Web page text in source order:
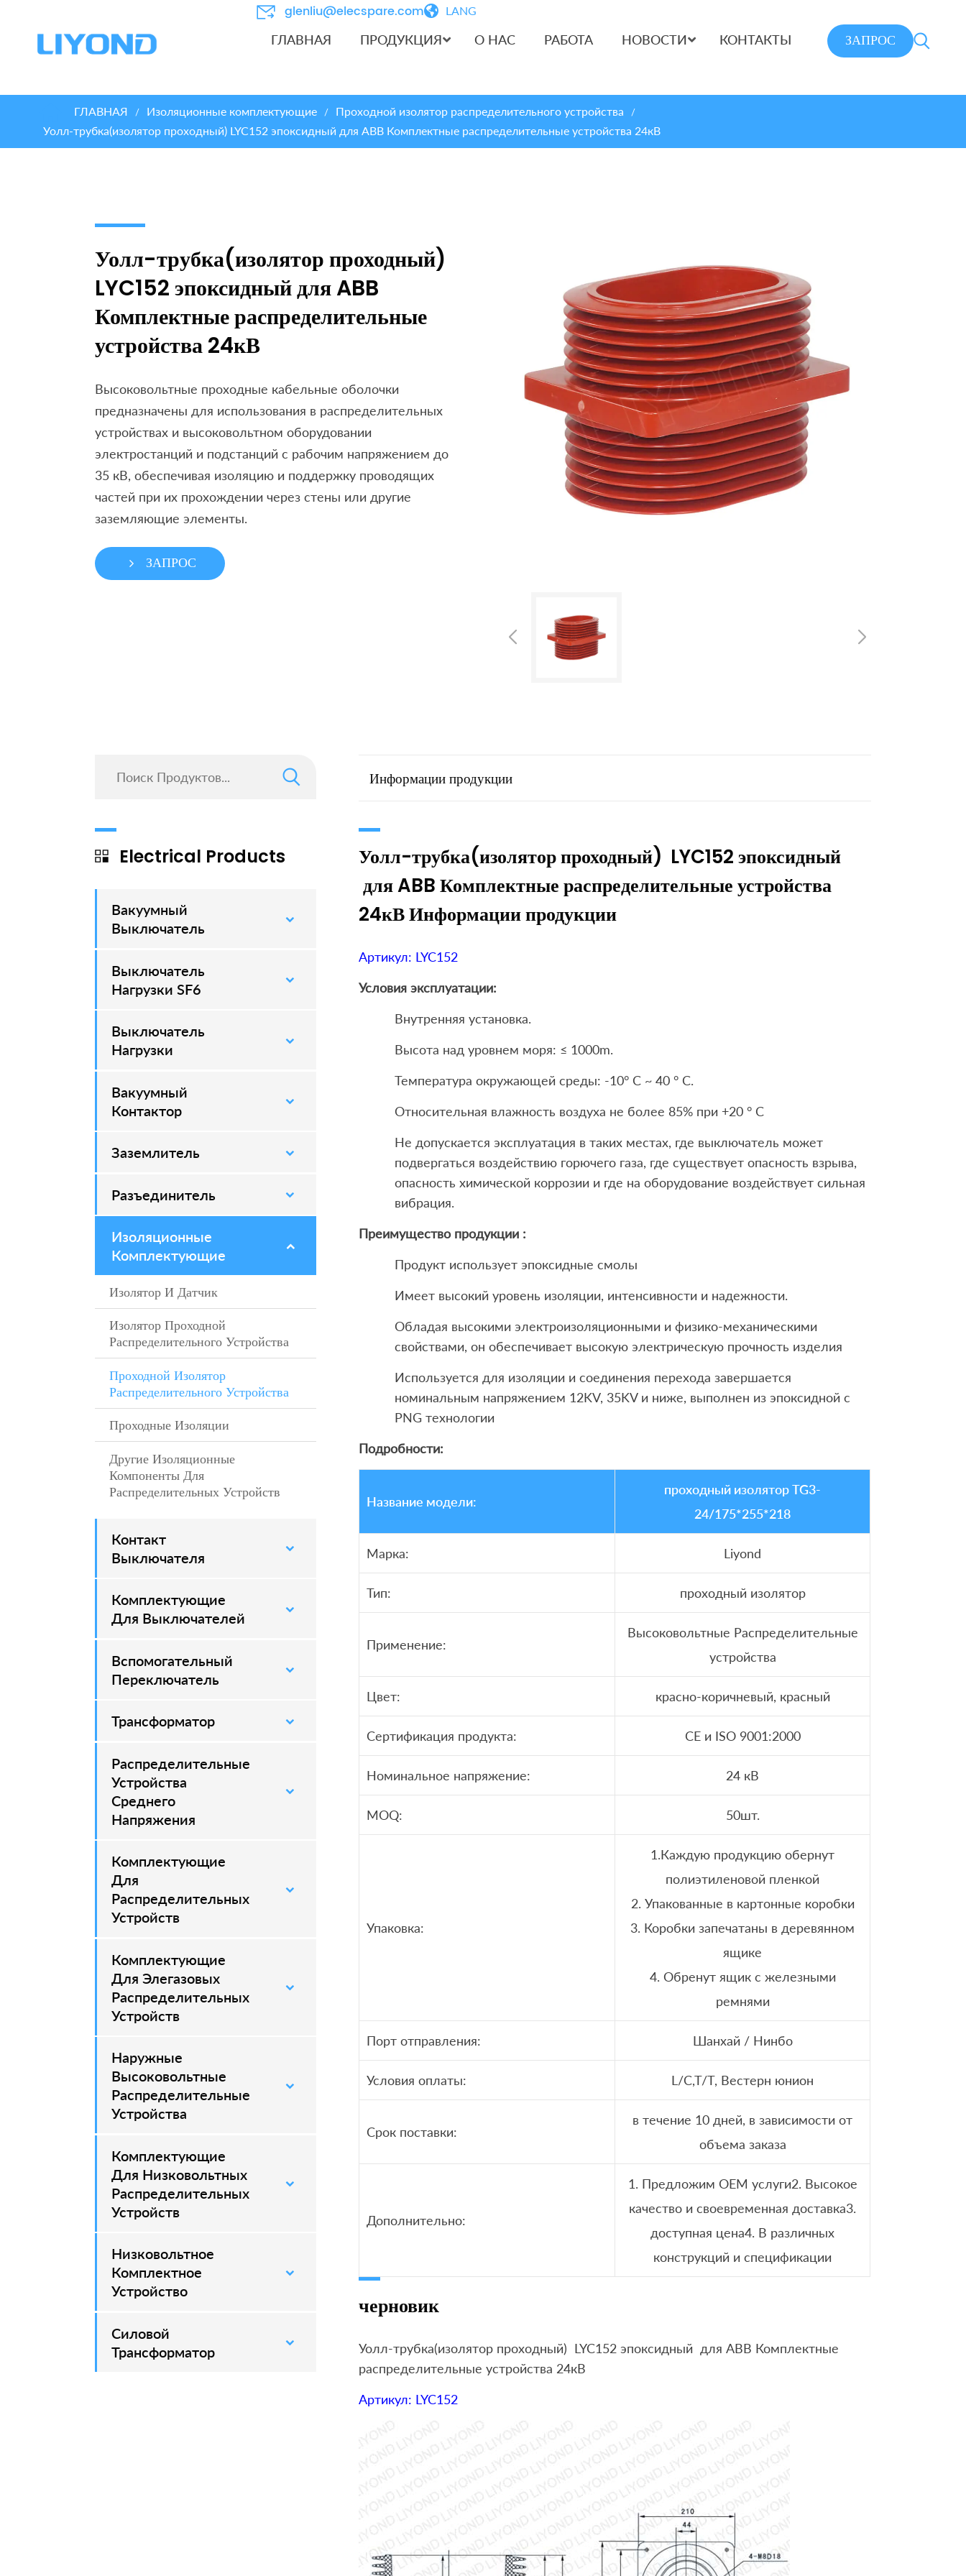
glenliu@elecspare.com LANG
ГЛАВНАЯ ПРОДУКЦИЯ О НАС РАБОТА НОВОСТИ КОНТАКТЫ ЗАПРОС
ГЛАВНАЯ / Изоляционные комплектующие / Проходной изолятор распределительного устройства /
Уолл-трубка(изолятор проходный) LYC152 эпоксидный для ABB Комплектные распределительные устройства 24кВ
Уолл-трубка(изолятор проходный)
LYC152 эпоксидный для ABB
Комплектные распределительные
устройства 24кВ
Высоковольтные проходные кабельные оболочки
предназначены для использования в распределительных
устройствах и высоковольтном оборудовании
электростанций и подстанций с рабочим напряжением до
35 кВ, обеспечивая изоляцию и поддержку проводящих
частей при их прохождении через стены или другие
заземляющие элементы.
ЗАПРОС
Electrical Products
Вакуумный
Выключатель
–
Выключатель
Нагрузки SF6
–
Выключатель
Нагрузки
–
Вакуумный
Контактор
–
Заземлитель
–
Разъединитель
–
Изоляционные
Комплектующие
–
Изолятор И Датчик
–
Изолятор Проходной
Распределительного Устройства
–
Проходной Изолятор
Распределительного Устройства
–
Проходные Изоляции
–
Другие Изоляционные
Компоненты Для
Распределительных Устройств
–
Контакт
Выключателя
–
Комплектующие
Для Выключателей
–
Вспомогательный
Переключатель
–
Трансформатор
Распределительные
Устройства
Среднего
Напряжения
–
Комплектующие
Для
Распределительных
Устройств
–
Комплектующие
Для Элегазовых
Распределительных
Устройств
–
Наружные
Высоковольтные
Распределительные
Устройства
–
Комплектующие
Для Низковольтных
Распределительных
Устройств
Низковольтное
Комплектное
Устройство
Силовой
Трансформатор
–
Информации продукции
Уолл-трубка(изолятор проходный) LYC152 эпоксидный
для ABB Комплектные распределительные устройства
24кВ Информации продукции
Артикул: LYC152
Условия эксплуатации:
Внутренняя установка.
Высота над уровнем моря: ≤ 1000m.
Температура окружающей среды: -10° C ~ 40 ° С.
Относительная влажность воздуха не более 85% при +20 ° C
Не допускается эксплуатация в таких местах, где выключатель может
подвергаться воздействию горючего газа, где существует опасность взрыва,
опасность химической коррозии и где на оборудование воздействует сильная
вибрация.
Преимущество продукции :
Продукт использует эпоксидные смолы
Имеет высокий уровень изоляции, интенсивности и надежности.
Обладая высокими электроизоляционными и физико-механическими
свойствами, он обеспечивает высокую электрическую прочность изделия
Используется для изоляции и соединения перехода завершается
номинальным напряжением 12KV, 35KV и ниже, выполнен из эпоксидной с
PNG технологии
Подробности:
Название модели:
проходный изолятор TG3-
24/175*255*218
Марка: Liyond
Тип: проходный изолятор
Применение:
Высоковольтные Распределительные
устройства
Цвет: красно-коричневый, красный
Сертификация продукта: CE и ISO 9001:2000
Номинальное напряжение: 24 кВ
MOQ: 50шт.
Упаковка:
1.Каждую продукцию обернут
полиэтиленовой пленкой
2. Упакованные в картонные коробки
3. Коробки запечатаны в деревянном
ящике
4. Обренут ящик с железными
ремнями
Порт отправления: Шанхай / Нинбо
Условия оплаты: L/C,T/T, Вестерн юнион
Срок поставки:
в течение 10 дней, в зависимости от
объема заказа
Дополнительно:
1. Предложим OEM услуги2. Высокое
качество и своевременная доставка3.
доступная цена4. В различных
конструкций и спецификации
черновик
Уолл-трубка(изолятор проходный) LYC152 эпоксидный для ABB Комплектные
распределительные устройства 24кВ
Артикул: LYC152